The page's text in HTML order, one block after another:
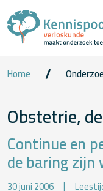
Home
Obstetrie,
Continue en
de baring
30 juni 2006